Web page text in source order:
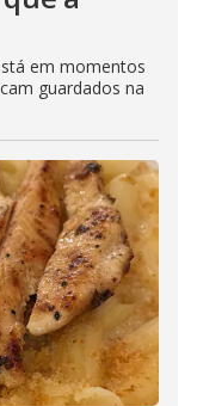
em momentos
guardados na